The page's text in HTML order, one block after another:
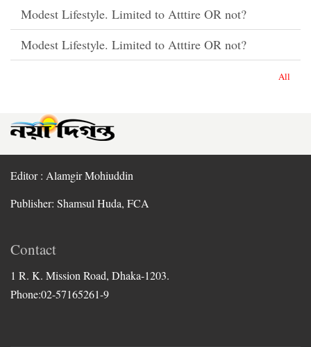
Modest Lifestyle. Limited to Atttire OR not?
Modest Lifestyle. Limited to Atttire OR not?
All
Editor : Alamgir Mohiuddin
Publisher: Shamsul Huda, FCA
Contact
1 R. K. Mission Road, Dhaka-1203.
Phone:02-57165261-9